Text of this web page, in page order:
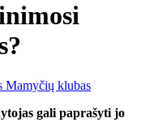
Mamyčių klubas
gali paprašyti jo